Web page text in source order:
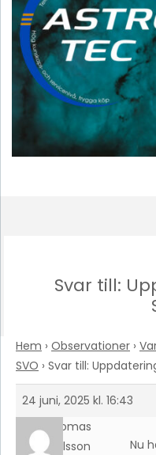
Svar till:
Hem › Observationer ›
SVO › Svar till:
24 juni, 2025 kl. 16:43
Thomas
Karlsson
Nu